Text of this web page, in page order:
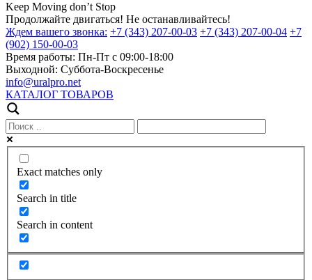
Keep Moving don’t Stop
Продолжайте двигаться! Не останавливайтесь!
Ждем вашего звонка: +7 (343) 207-00-03 +7 (343) 207-00-04 +7
(902) 150-00-03
Время работы: Пн-Пт с 09:00-18:00
Выходной: Суббота-Воскресенье
info@uralpro.net
КАТАЛОГ ТОВАРОВ
Exact matches only
Search in title
Search in content